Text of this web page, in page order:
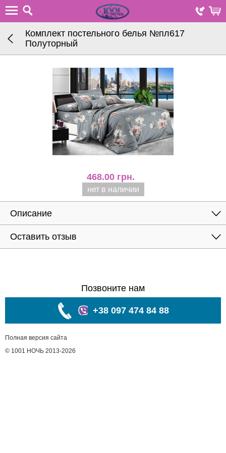
Комплект постельного белья №пл617
Полуторный
468.00 грн.
нет в наличии
Описание
Оставить отзыв
Позвоните нам
+38 097 474 84 88
Полная версия сайта
© 1001 НОЧЬ 2013-2026